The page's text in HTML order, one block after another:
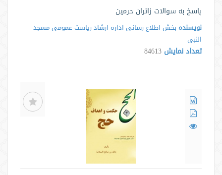
پاسخ به سوالات زائران حرمین
نویسنده بخش اطلاع رسانی اداره ارشاد ریاست عمومی مسجد
النبی
تعداد نمایش 84613